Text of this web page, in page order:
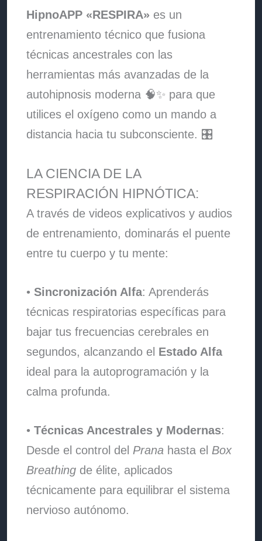
HipnoAPP «RESPIRA» es un
entrenamiento técnico que fusiona
técnicas ancestrales con las
herramientas más avanzadas de la
autohipnosis moderna 🧠✨ para que
utilices el oxígeno como un mando a
distancia hacia tu subconsciente. 🎛️
LA CIENCIA DE LA
RESPIRACIÓN HIPNÓTICA:
A través de videos explicativos y audios
de entrenamiento, dominarás el puente
entre tu cuerpo y tu mente:
•Sincronización Alfa: Aprenderás
técnicas respiratorias específicas para
bajar tus frecuencias cerebrales en
segundos, alcanzando el Estado Alfa
ideal para la autoprogramación y la
calma profunda.
•Técnicas Ancestrales y Modernas:
Desde el control del Prana hasta el Box
Breathing de élite, aplicados
técnicamente para equilibrar el sistema
nervioso autónomo.